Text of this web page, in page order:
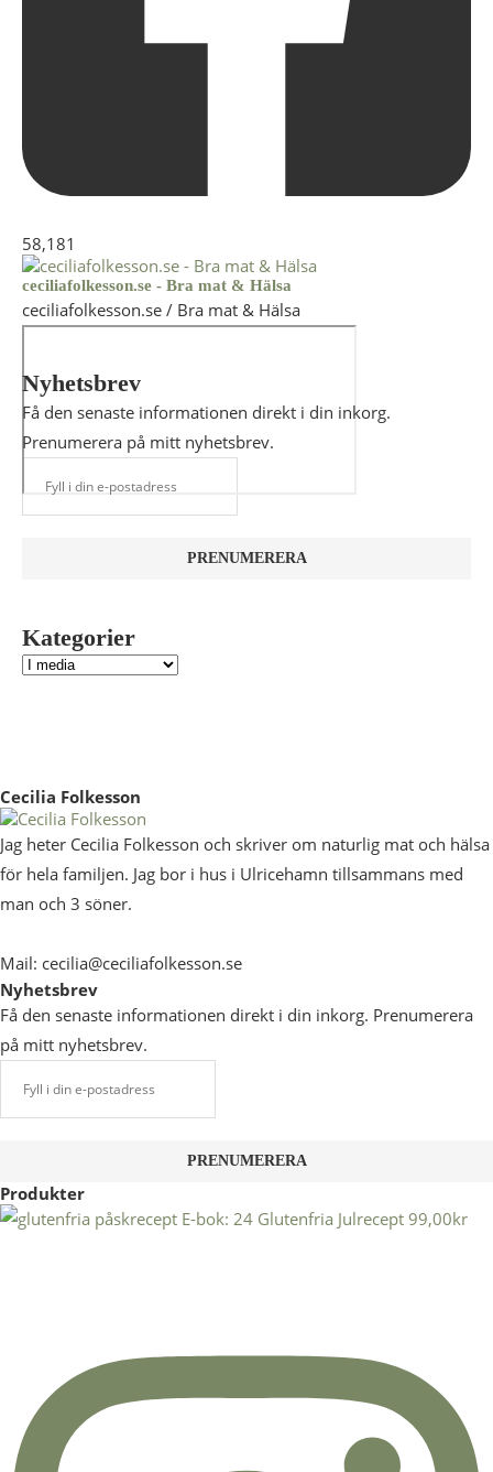
58,181
ceciliafolkesson.se - Bra mat & Hälsa
ceciliafolkesson.se / Bra mat & Hälsa
Nyhetsbrev
Få den senaste informationen direkt i din inkorg.
Prenumerera på mitt nyhetsbrev.
Kategorier
Cecilia Folkesson
Jag heter Cecilia Folkesson och skriver om naturlig mat och hälsa
för hela familjen. Jag bor i hus i Ulricehamn tillsammans med
man och 3 söner.
Mail: cecilia@ceciliafolkesson.se
Nyhetsbrev
Få den senaste informationen direkt i din inkorg. Prenumerera
på mitt nyhetsbrev.
Produkter
E-bok: 24 Glutenfria Julrecept 99,00kr